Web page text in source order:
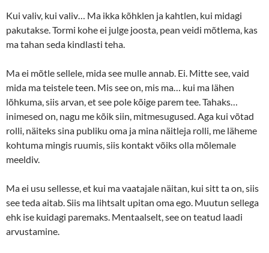
Kui valiv, kui valiv… Ma ikka kõhklen ja kahtlen, kui midagi
pakutakse. Tormi kohe ei julge joosta, pean veidi mõtlema, kas
ma tahan seda kindlasti teha.
Ma ei mõtle sellele, mida see mulle annab. Ei. Mitte see, vaid
mida ma teistele teen. Mis see on, mis ma… kui ma lähen
lõhkuma, siis arvan, et see pole kõige parem tee. Tahaks…
inimesed on, nagu me kõik siin, mitmesugused. Aga kui võtad
rolli, näiteks sina publiku oma ja mina näitleja rolli, me läheme
kohtuma mingis ruumis, siis kontakt võiks olla mõlemale
meeldiv.
Ma ei usu sellesse, et kui ma vaatajale näitan, kui sitt ta on, siis
see teda aitab. Siis ma lihtsalt upitan oma ego. Muutun sellega
ehk ise kuidagi paremaks. Mentaalselt, see on teatud laadi
arvustamine.